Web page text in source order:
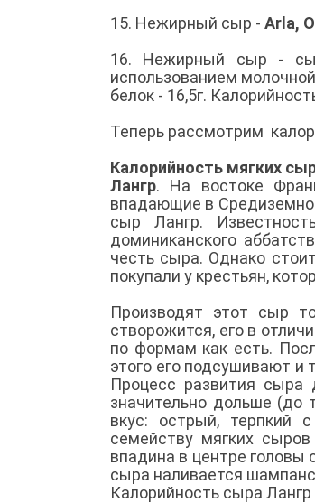
15. Нежирный сыр - Arla,
16. Нежирный сыр -
использованием
белок - 16,5г.
Теперь рассмотрим
Калорийность мягких
Лангр. На востоке
впадающие в
сыр Лангр.
доминиканского
честь сыра. Однако
покупали у крестьян,
Производят этот сыр
створожится, его в
по формам как есть.
этого его подсушивают и
Процесс развития
значительно дольше (до
вкус: острый, терпкий
семейству мягких
впадина в центре головы
сыра наливается
Калорийность сыра